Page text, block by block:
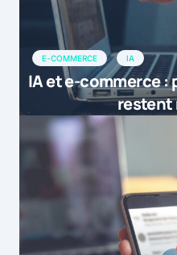
E-COMMERCE IA
IA et e-commerce :
restent